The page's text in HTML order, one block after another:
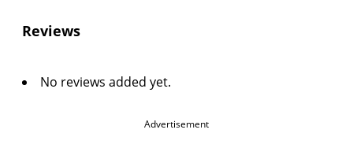
Reviews
No reviews added yet.
Advertisement